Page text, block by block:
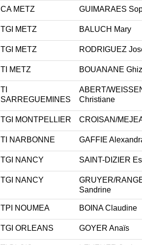
CA METZ GUIMARAES
TGI METZ BALUCH Mary
TGI METZ RODRIGUEZ
TI METZ BOUANANE
TI
SARREGUEMINES
ABERT/
Christiane
TGI MONTPELLIER CROISAN/
TI NARBONNE GAFFIE
TGI NANCY SAINT-DIZIER
TGI NANCY
GRUYER/
Sandrine
TPI NOUMEA BOINA Claudine
TGI ORLEANS GOYER Anaïs